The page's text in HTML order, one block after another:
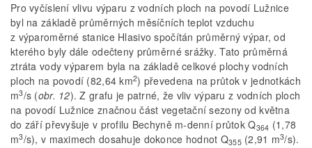
Pro vyčíslení vlivu výparu z vodních ploch na povodí Lužnice
byl na základě průměrných měsíčních teplot vzduchu
z výparoměrné stanice Hlasivo spočítán průměrný výpar, od
kterého byly dále odečteny průměrné srážky. Tato průměrná
ztráta vody výparem byla na základě celkové plochy vodních
ploch na povodí (82,64 km2) převedena na průtok v jednotkách
m3/s (obr. 12). Z grafu je patrné, že vliv výparu z vodních ploch
na povodí Lužnice značnou část vegetační sezony od května
do září převyšuje v profilu Bechyně m-denní průtok Q364 (1,78
m3/s), v maximech dosahuje dokonce hodnot Q355(2,91 m3/s).